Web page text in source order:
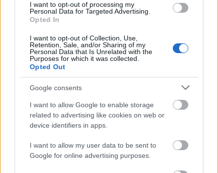
I want to opt-out of processing my
Personal Data for Targeted Advertising.
Opted In
I want to opt-out of Collection, Use,
Retention, Sale, and/or Sharing of my
Personal Data that Is Unrelated with the
Purposes for which it was collected.
Opted Out
Google consents
I want to allow Google to enable storage
related to advertising like cookies on web or
device identifiers in apps.
I want to allow my user data to be sent to
Google for online advertising purposes.
A HAGYOMÁNY ÉS A KORTÁRS DIVAT
TALÁLKOZÁSA – „KIS FEKETE” DIVATBEMUTATÓ
A HAGYOMÁNYOK HÁZÁBAN